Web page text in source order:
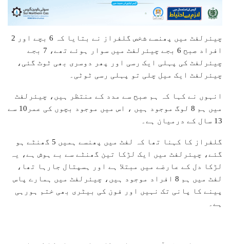
چیئرلفٹ میں پھنسے شخص گلفراز نے بتایا کہ 6 بچے اور 2
افراد صبح 6 بجے چیئرلفٹ میں سوار ہوئے تھے، 7 بجے
چیئرلفٹ کی پہلی ایک رسی اور پھر دوسری بھی ٹوٹ گئی،
چیئرلفٹ ایک میل چلی تو پہلی رسی ٹوٹی۔
انہوں نے کہا کہ ہم صبح سے مدد کے منتظر ہیں، چیئرلفٹ
میں ہم 8 لوگ موجود ہیں ، اس میں موجود بچوں کی عمر10 سے
13 سال کے درمیان ہے۔
گلفراز کا کہنا تھا کہ لفٹ میں پھنسے ہمیں 5 گھنٹے ہو
گئے، چیئرلفٹ میں ایک لڑکا تین گھنٹے سے بے ہوش ہے، یہ
لڑکا دل کے عارضے میں مبتلا ہے اور ہسپتال جارہا تھا،
لفٹ میں ہم 8 افراد موجود ہیں، چیئرلفٹ میں ہمارے پاس
پینے کا پانی تک نہیں اور فون کی بیٹری بھی ختم ہورہی
ہے۔